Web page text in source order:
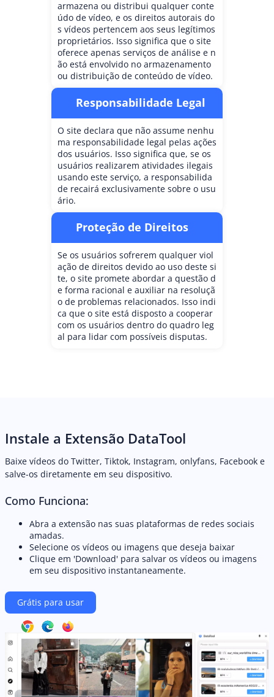
armazena ou distribui qualquer conte
údo de vídeo, e os direitos autorais do
s vídeos pertencem aos seus legítimos
proprietários. Isso significa que o site
oferece apenas serviços de análise e n
ão está envolvido no armazenamento
ou distribuição de conteúdo de vídeo.
Responsabilidade Legal
O site declara que não assume nenhu
ma responsabilidade legal pelas ações
dos usuários. Isso significa que, se os
usuários realizarem atividades ilegais
usando este serviço, a responsabilida
de recairá exclusivamente sobre o usu
ário.
Proteção de Direitos
Se os usuários sofrerem qualquer viol
ação de direitos devido ao uso deste si
te, o site promete abordar a questão d
e forma racional e auxiliar na resoluçã
o de problemas relacionados. Isso indi
ca que o site está disposto a cooperar
com os usuários dentro do quadro leg
al para lidar com possíveis disputas.
Instale a Extensão DataTool
Baixe vídeos do Twitter, Tiktok, Instagram, onlyfans, Facebook e
salve-os diretamente em seu dispositivo.
Como Funciona:
Abra a extensão nas suas plataformas de redes sociais
amadas.
Selecione os vídeos ou imagens que deseja baixar
Clique em 'Download' para salvar os vídeos ou imagens
em seu dispositivo instantaneamente.
Grátis para usar